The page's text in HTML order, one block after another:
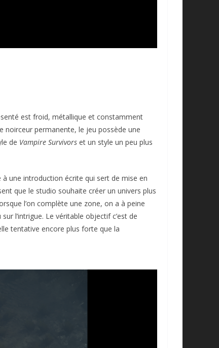
est froid, métallique et constamment
noirceur permanente, le jeu possède une
de Vampire Survivors et un style un peu plus
une introduction écrite qui sert de mise en
que le studio souhaite créer un univers plus
l’on complète une zone, on a à peine
l’intrigue. Le véritable objectif c’est de
tentative encore plus forte que la